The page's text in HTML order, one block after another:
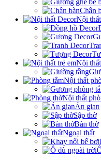
Chân
Nội
Nội
Nội thất
Nội thất
Án gian
Sập thờ
Bàn thờ
Ngoại thất